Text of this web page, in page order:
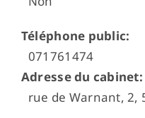
Téléphone public:
071761474
Adresse du cabinet:
rue de Warnant, 2,